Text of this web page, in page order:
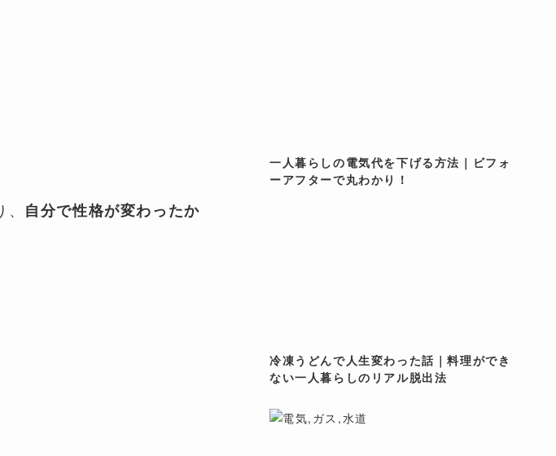
、 自分で性格が変わったか
一人暮らしの電気代を下げる方法｜ビフォ
ーアフターで丸わかり！
冷凍うどんで人生変わった話｜料理ができ
ない一人暮らしのリアル脱出法